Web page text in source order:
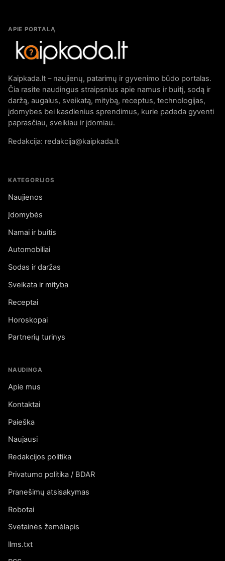
APIE PORTALĄ
Kaipkada.lt – naujienų, patarimų ir gyvenimo būdo portalas.
Čia rasite naudingus straipsnius apie namus ir buitį, sodą ir
daržą, augalus, sveikatą, mitybą, receptus, technologijas,
įdomybes bei kasdienius sprendimus, kurie padeda gyventi
paprasčiau, sveikiau ir įdomiau.
Redakcija: redakcija@kaipkada.lt
KATEGORIJOS
Naujienos
Įdomybės
Namai ir buitis
Automobiliai
Sodas ir daržas
Sveikata ir mityba
Receptai
Horoskopai
Partnerių turinys
NAUDINGA
Apie mus
Kontaktai
Paieška
Naujausi
Redakcijos politika
Privatumo politika / BDAR
Pranešimų atsisakymas
Robotai
Svetainės žemėlapis
llms.txt